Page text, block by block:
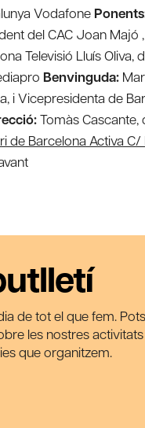
Vodafone
del CAC Joan Majó
Televisió Lluís
Benvinguda:
i Vicepresidenta de
Tomàs Cascante,
de Barcelona Activa
de tot el que fem.
les nostres
que organitzem.